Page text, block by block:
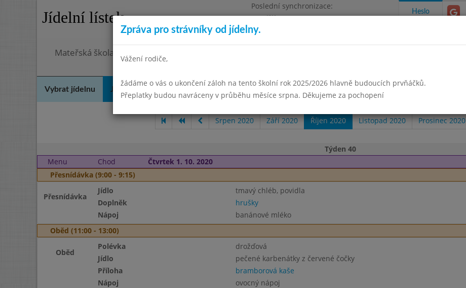
Jídelní lístek
Poslední synchronizace:
Pondělí 3.8.2026 18:05
Omezení objednávek
Mateřská škola Šebetov, příspěvková organizace
Heslo
Vybrat jídelnu Jídelní lístek
Srpen 2020 Září 2020 Říjen 2020 Listopad 2020 Prosinec 2020
Týden 40
Menu
Chod Čtvrtek 1. 10. 2020
Přesnídávka (9:00 - 9:15)
Přesnídávka
Jídlo tmavý chléb, povidla
Doplněk
hrušky
Nápoj
banánové mléko
Oběd (11:00 - 13:00)
Oběd
Polévka drožďová
Jídlo
pečené karbenátky z červené čočky
Příloha
bramborová kaše
Nápoj
ovocný nápoj
Zpráva pro strávníky od jídelny.
Vážení rodiče,
žádáme o vás o ukončení záloh na tento školní rok 2025/2026 hlavně budoucích prvňáčků.
Přeplatky budou navráceny v průběhu měsíce srpna. Děkujeme za pochopení